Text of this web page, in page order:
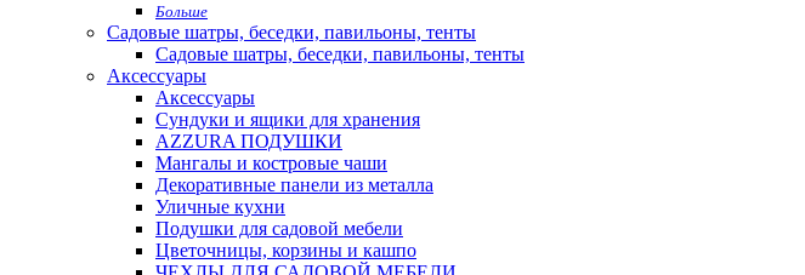
Больше
Садовые шатры, беседки, павильоны, тенты
Садовые шатры, беседки, павильоны, тенты
Аксессуары
Аксессуары
Сундуки и ящики для хранения
AZZURA ПОДУШКИ
Мангалы и костровые чаши
Декоративные панели из металла
Уличные кухни
Подушки для садовой мебели
Цветочницы, корзины и кашпо